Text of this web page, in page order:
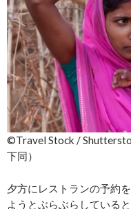
©︎Travel Stock /
下同）
夕方にレストランの予約
ようとぶらぶらしている